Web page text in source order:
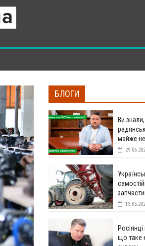
БЛОГИ
Ви
майже
що таке